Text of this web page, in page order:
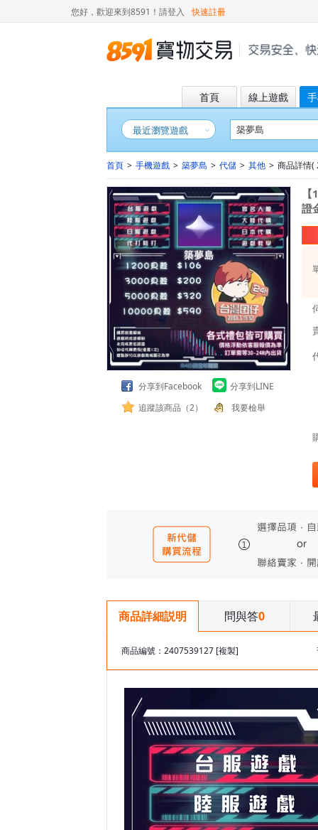
您好，歡迎來到8591！ 請登入 快速註冊
首頁 線上遊戲
最近瀏覽遊戲
首頁 > 手機遊戲 > 築夢島 > 代儲 > 其他 > 商品詳情(
分享到Facebook
分享到LINE
追蹤該商品（2）
我要檢舉
證
商品詳細説明 問與答0
商品編號：2407539127 [複製]